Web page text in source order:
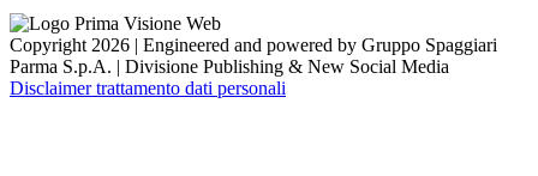
Copyright 2026 | Engineered and powered by Gruppo Spaggiari
Parma S.p.A. | Divisione Publishing & New Social Media
Disclaimer trattamento dati personali